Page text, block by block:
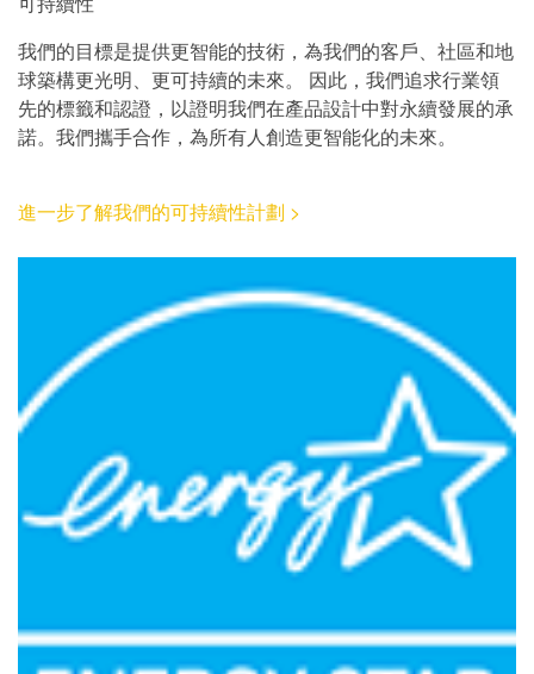
我們的目標是提供更智能的技術，為我們的客戶、社區和地
球築構更光明、更可持續的未來。 因此，我們追求行業領
先的標籤和認證，以證明我們在產品設計中對永續發展的承
諾。我們攜手合作，為所有人創造更智能化的未來。
進一步了解我們的可持續性計劃 >